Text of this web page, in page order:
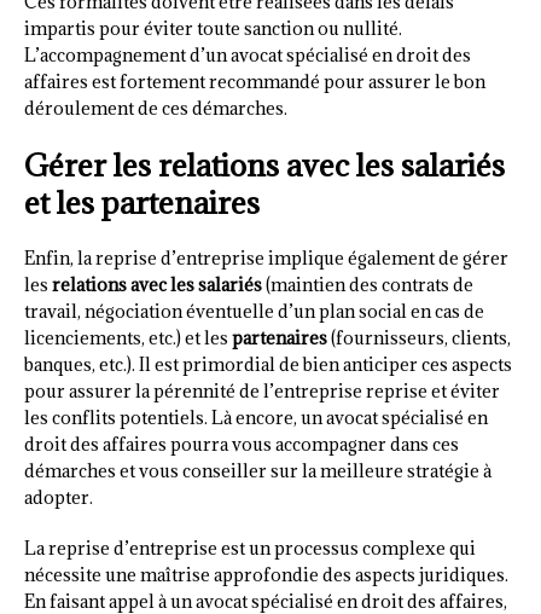
impartis pour éviter toute sanction ou nullité.
L’accompagnement d’un avocat spécialisé en droit des
affaires est fortement recommandé pour assurer le bon
déroulement de ces démarches.
Gérer les relations avec les salariés
et les partenaires
Enfin, la reprise d’entreprise implique également de gérer
les relations avec les salariés(maintien des contrats de
travail, négociation éventuelle d’un plan social en cas de
licenciements, etc.) et les partenaires(fournisseurs, clients,
banques, etc.). Il est primordial de bien anticiper ces aspects
pour assurer la pérennité de l’entreprise reprise et éviter
les conflits potentiels. Là encore, un avocat spécialisé en
droit des affaires pourra vous accompagner dans ces
démarches et vous conseiller sur la meilleure stratégie à
adopter.
La reprise d’entreprise est un processus complexe qui
nécessite une maîtrise approfondie des aspects juridiques.
En faisant appel à un avocat spécialisé en droit des affaires,